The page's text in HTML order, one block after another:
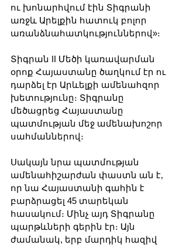
ու խոնարհվում էին Տիգրանի
առջև Արելքին հատուկ բոլոր
առանձնահատկություններով»։
Տիգրան II Մեծի կառավարման
օրոք Հայաստանը ծաղկում էր ու
դարձել էր Արևելքի ամենահզոր
խետությունը։ Տիգրանը
մեծացրեց Հայաստանը
պատմության մեջ ամենախոշոր
սահմաններով։
Սակայն նրա պատմության
ամենահիշարժան փաստն ան է,
որ նա Հայաստանի գահին է
բարձրացել 45 տարեկան
հասակում։ Մինչ այդ Տիգրանը
պարթևների գերին էր։ Այն
ժամանակ, երբ մարդիկ հազիվ